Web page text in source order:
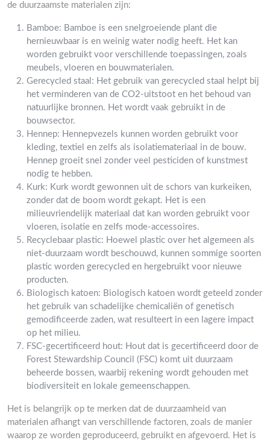
de duurzaamste materialen zijn:
Bamboe: Bamboe is een snelgroeiende plant die
hernieuwbaar is en weinig water nodig heeft. Het kan
worden gebruikt voor verschillende toepassingen, zoals
meubels, vloeren en bouwmaterialen.
Gerecycled staal: Het gebruik van gerecycled staal helpt bij
het verminderen van de CO2-uitstoot en het behoud van
natuurlijke bronnen. Het wordt vaak gebruikt in de
bouwsector.
Hennep: Hennepvezels kunnen worden gebruikt voor
kleding, textiel en zelfs als isolatiemateriaal in de bouw.
Hennep groeit snel zonder veel pesticiden of kunstmest
nodig te hebben.
Kurk: Kurk wordt gewonnen uit de schors van kurkeiken,
zonder dat de boom wordt gekapt. Het is een
milieuvriendelijk materiaal dat kan worden gebruikt voor
vloeren, isolatie en zelfs mode-accessoires.
Recyclebaar plastic: Hoewel plastic over het algemeen als
niet-duurzaam wordt beschouwd, kunnen sommige soorten
plastic worden gerecycled en hergebruikt voor nieuwe
producten.
Biologisch katoen: Biologisch katoen wordt geteeld zonder
het gebruik van schadelijke chemicaliën of genetisch
gemodificeerde zaden, wat resulteert in een lagere impact
op het milieu.
FSC-gecertificeerd hout: Hout dat is gecertificeerd door de
Forest Stewardship Council (FSC) komt uit duurzaam
beheerde bossen, waarbij rekening wordt gehouden met
biodiversiteit en lokale gemeenschappen.
Het is belangrijk op te merken dat de duurzaamheid van
materialen afhangt van verschillende factoren, zoals de manier
waarop ze worden geproduceerd, gebruikt en afgevoerd. Het is